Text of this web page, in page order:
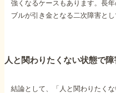
強くなるケースもあります。長
ブルが引き金となる二次障害と
人と関わりたくない状態で
結論として、「人と関わりたく